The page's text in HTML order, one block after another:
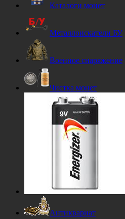
Каталоги монет
Металлоискатели БУ
Военное снаряжение
Чистка монет
Антиквариат